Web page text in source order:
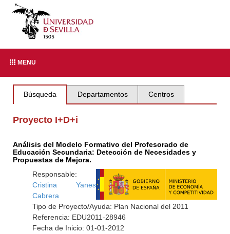
MENU
Búsqueda Departamentos Centros
Proyecto I+D+i
Análisis del Modelo Formativo del Profesorado de
Educación Secundaria: Detección de Necesidades y
Propuestas de Mejora.
Responsable:
Cristina Yanes
Cabrera
Tipo de Proyecto/Ayuda: Plan Nacional del 2011
Referencia: EDU2011-28946
Fecha de Inicio: 01-01-2012